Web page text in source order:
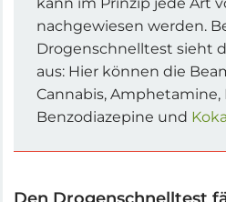
kann im Prinzip jede Art
nachgewiesen werden.
Drogenschnelltest sieht
aus: Hier können die
Cannabis,
Benzodiazepine und